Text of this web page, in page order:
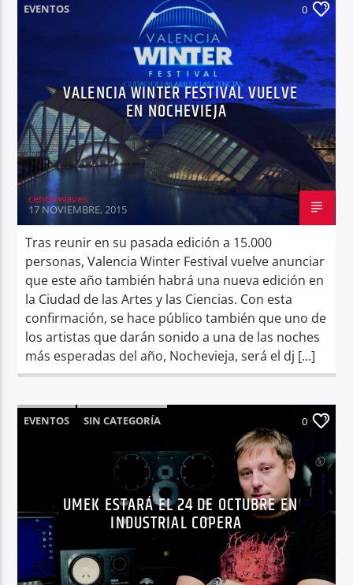
EVENTOS 0
VALENCIA WINTER FESTIVAL VUELVE
EN NOCHEVIEJA
centerwaves
17 NOVIEMBRE, 2015
Tras reunir en su pasada edición a 15.000
personas, Valencia Winter Festival vuelve anunciar
que este año también habrá una nueva edición en
la Ciudad de las Artes y las Ciencias. Con esta
confirmación, se hace público también que uno de
los artistas que darán sonido a una de las noches
más esperadas del año, Nochevieja, será el dj […]
EVENTOS SIN CATEGORÍA 0
UMEK ESTARÁ EL 24 DE OCTUBRE EN
INDUSTRIAL COPERA